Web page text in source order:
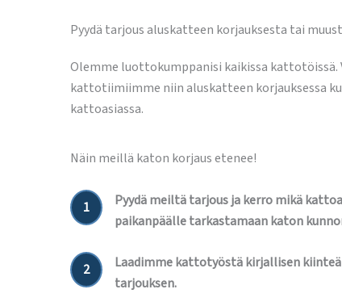
Pyydä tarjous aluskatteen korjauksesta tai
Olemme luottokumppanisi kaikissa kattotöissä.
kattotiimiimme niin aluskatteen korjauksessa
kattoasiassa.
Näin meillä katon korjaus etenee!
1
Pyydä meiltä tarjous ja kerro mikä
paikanpäälle tarkastamaan katon
2
Laadimme kattotyöstä kirjallisen
tarjouksen.